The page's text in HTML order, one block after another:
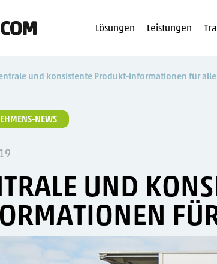
Lösungen Leistungen
und konsistente Produkt-informationen für
NEWS
UND